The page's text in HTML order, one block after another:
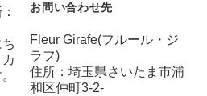
お問い合わせ先
Fleur Girafe(フルール・ジ
ラフ)
住所：埼玉県さいたま市浦
和区仲町3-2-